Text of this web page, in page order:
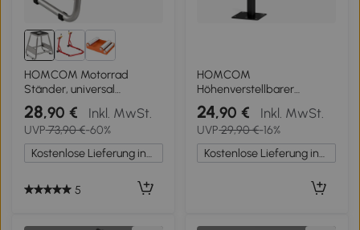
HOMCOM Motorrad
Ständer, universal
Motorrad Halterung bis
500kg belastbar,
Motorradständer Stahl
Grau
28,90 € Inkl. MwSt.
UVP73,90 €-60%
Kostenlose Lieferung innerhalb Deutschlands
5
HOMCOM
Höhenverstellbarer
Fahrrad-Reparaturständer,
360°-drehbare Klemme,
max. Belastung 25 kg, 41-
60x13x13 cm, schwarz
24,90 € Inkl. MwSt.
UVP29,90 €-16%
Kostenlose Lieferung innerhalb Deutschlands